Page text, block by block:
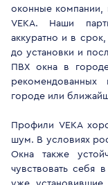
оконные компании,
VEKA. Наши
аккуратно и в
до установки и
ПВХ окна в
городе или
Профили VEKA
шум. В условиях
Окна также
чувствовать себя